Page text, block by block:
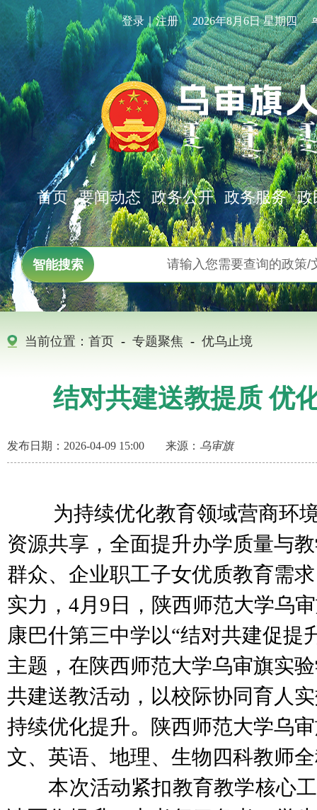
登录｜注册 2026年8月6日 星期四
首页 要闻动态 政务公开 政务服务 政
智能搜索
当前位置： 首页 - 专题聚焦 - 优乌止境
结对共建送教提质 优
发布日期：2026-04-09 15:00 来源： 乌审旗
为持续优化教育领域营商环境
资源共享，全面提升办学质量与
群众、企业职工子女优质教育需
实力，4月9日，陕西师范大学乌
康巴什第三中学以“结对共建促提
主题，在陕西师范大学乌审旗实
共建送教活动，以校际协同育人
持续优化提升。陕西师范大学乌
文、英语、地理、生物四科教师
本次活动紧扣教育教学核心工